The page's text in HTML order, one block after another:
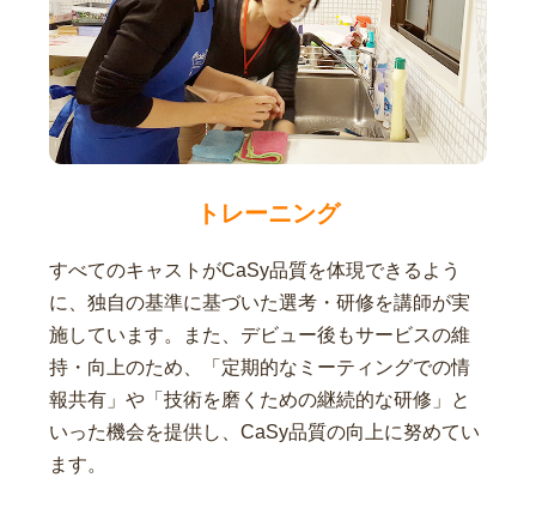
トレーニング
すべてのキャストがCaSy品質を体現できるよう
に、独自の基準に基づいた選考・研修を講師が実
施しています。また、デビュー後もサービスの維
持・向上のため、「定期的なミーティングでの情
報共有」や「技術を磨くための継続的な研修」と
いった機会を提供し、CaSy品質の向上に努めてい
ます。